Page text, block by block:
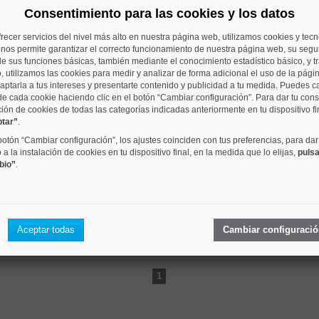
rango de precios que se aproximan a su criterio de
Trafalgar 1 dorm.
1
Consentimiento para las cookies y los datos
servicios del nivel más alto en nuestra página web, utilizamos cookies y
permite garantizar el correcto funcionamiento de nuestra página web, su
sus funciones básicas, también mediante el conocimiento estadístico básico, y
utilizamos las cookies para medir y analizar de forma adicional el uso de la
a tus intereses y presentarte contenido y publicidad a tu medida. Puedes
cada cookie haciendo clic en el botón “Cambiar configuración”. Para dar tu
de cookies de todas las categorías indicadas anteriormente en tu dispositivo
.
“Cambiar configuración”, los ajustes coinciden con tus preferencias, para dar
a la instalación de cookies en tu dispositivo final, en la medida que lo elijas,
.
Aceptar todas Cambiar